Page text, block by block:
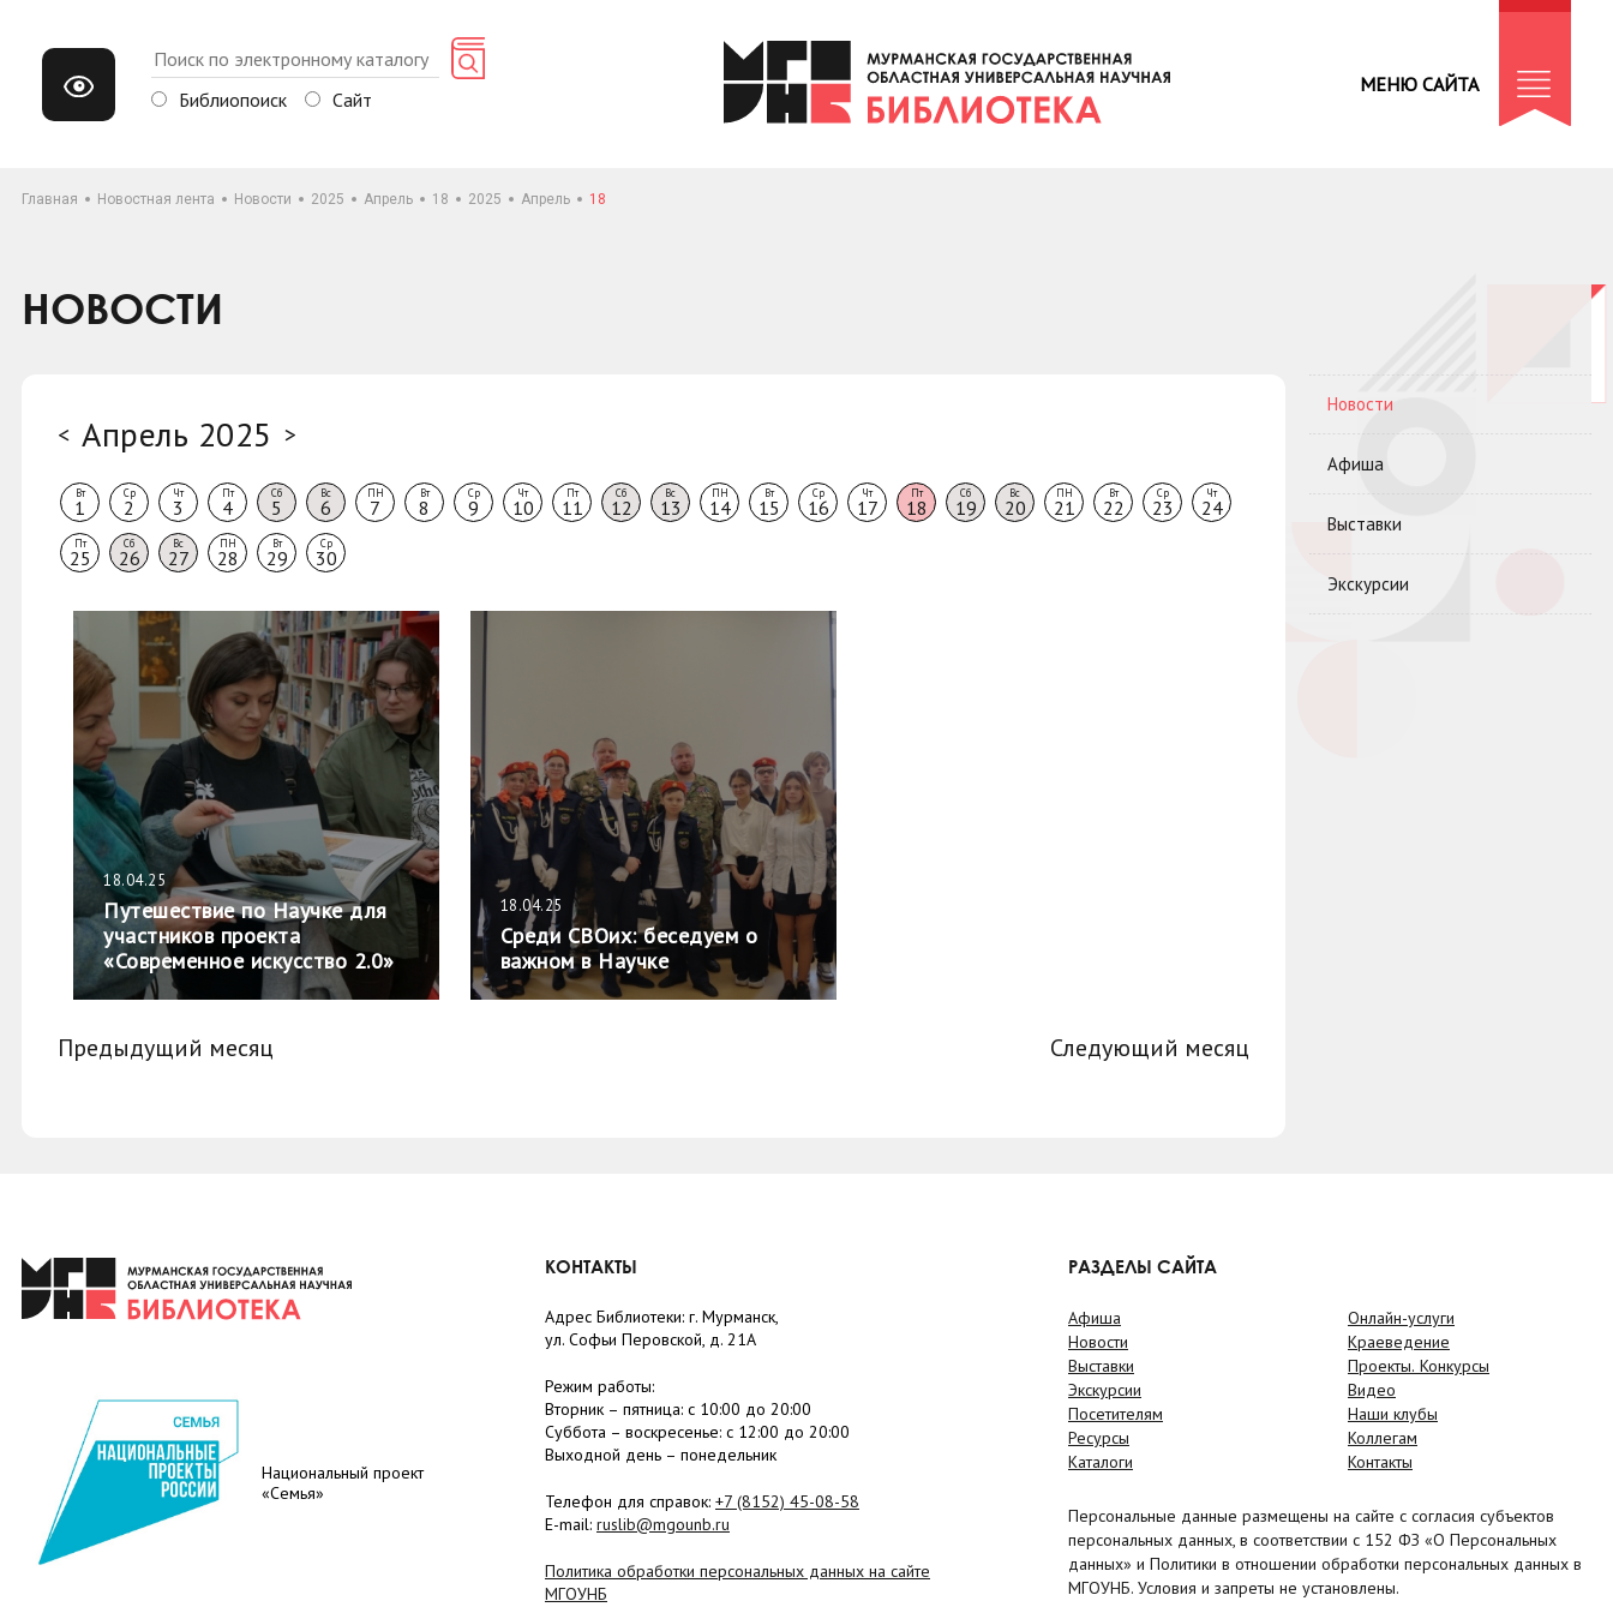
Библиопоиск Сайт
МЕНЮ САЙТА
Главная Новостная лента Новости 2025 Апрель 18 2025 Апрель 18
НОВОСТИ
< Апрель 2025 >
Вт
1
Ср
2
Чт
3
Пт
4
Сб
5
Вс
6
ПН
7
Вт
8
Ср
9
Чт
10
Пт
11
Сб
12
Вс
13
ПН
14
Вт
15
Ср
16
Чт
17
Пт
18
Сб
19
Вс
20
ПН
21
Вт
22
Ср
23
Чт
24
Пт
25
Сб
26
Вс
27
ПН
28
Вт
29
Ср
30
18.04.25
Путешествие по Научке для
участников проекта
«Современное искусство 2.0»
18.04.25
Среди СВОих: беседуем о
важном в Научке
Предыдущий месяц Следующий месяц
Новости
Афиша
Выставки
Экскурсии
Национальный проект
«Семья»
КОНТАКТЫ
Адрес Библиотеки: г. Мурманск,
ул. Софьи Перовской, д. 21А
Режим работы:
Вторник – пятница: с 10:00 до 20:00
Суббота – воскресенье: c 12:00 до 20:00
Выходной день – понедельник
Телефон для справок: +7 (8152) 45-08-58
E-mail: ruslib@mgounb.ru
Политика обработки персональных данных на сайте
МГОУНБ
РАЗДЕЛЫ САЙТА
Афиша
Новости
Выставки
Экскурсии
Посетителям
Ресурсы
Каталоги
Онлайн-услуги
Краеведение
Проекты. Конкурсы
Видео
Наши клубы
Коллегам
Контакты
Персональные данные размещены на сайте с согласия субъектов
персональных данных, в соответствии с 152 ФЗ «О Персональных
данных» и Политики в отношении обработки персональных данных в
МГОУНБ. Условия и запреты не установлены.